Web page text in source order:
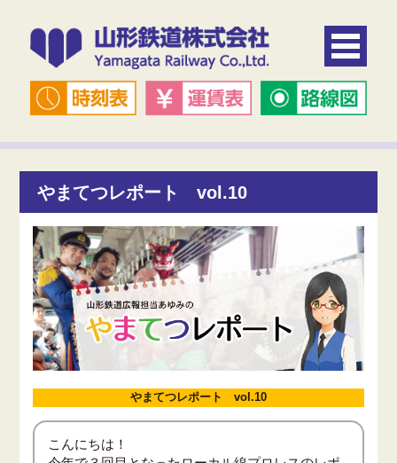
やまてつレポート vol.10
やまてつレポート vol.10
こんにちは！